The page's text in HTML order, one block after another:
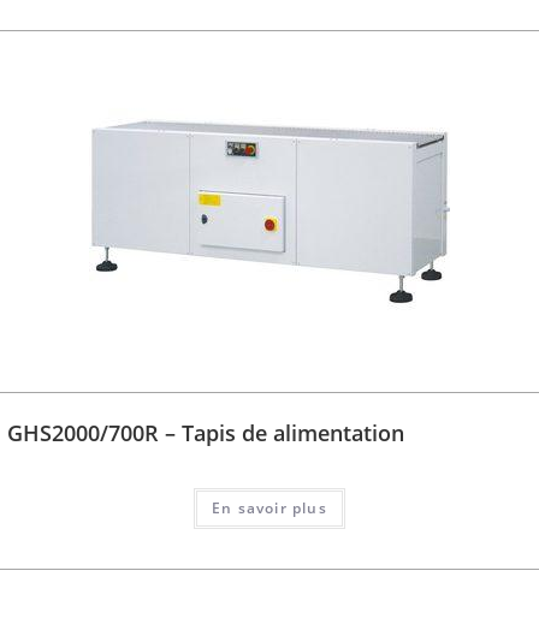
GHS2000/700R – Tapis de alimentation
En savoir plus